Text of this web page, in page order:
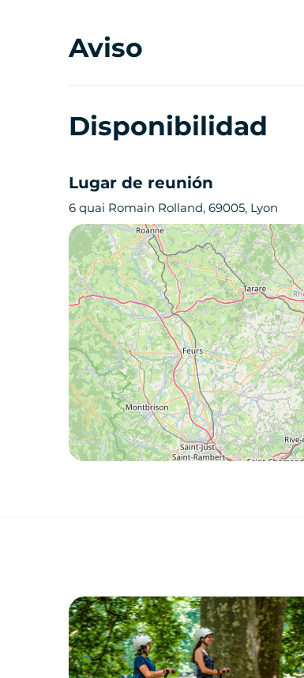
Aviso
Disponibilidad
Lugar de reunión
6 quai Romain Rolland, 69005, Lyon